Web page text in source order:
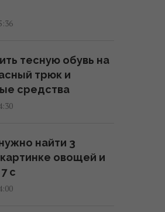
сбила 87%
2026
не
2026
Украине по
тесную обувь на
трюк и
средства
найти 3
овощей и
с